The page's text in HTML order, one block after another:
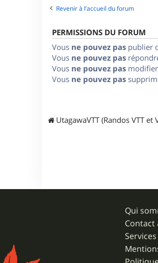
Revenir à l’accueil du forum
PERMISSIONS DU FORUM
Vous ne pouvez pas publier
Vous ne pouvez pas
Vous ne pouvez pas
Vous ne pouvez pas
UtagawaVTT (Randos VTT et
Qui
Contact